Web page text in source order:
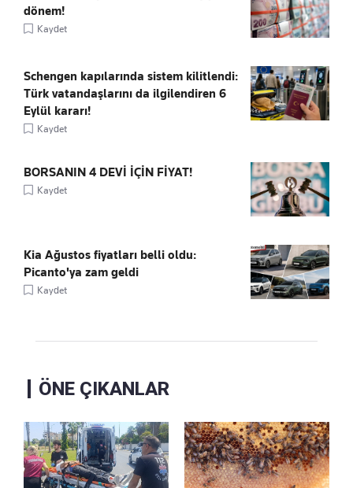
dönem!
Kaydet
Schengen kapılarında sistem kilitlendi:
Türk vatandaşlarını da ilgilendiren 6
Eylül kararı!
Kaydet
BORSANIN 4 DEVİ İÇİN FİYAT!
Kaydet
Kia Ağustos fiyatları belli oldu:
Picanto'ya zam geldi
Kaydet
ÖNE ÇIKANLAR